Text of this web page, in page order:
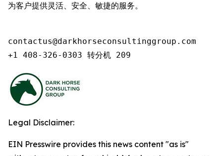
为客户提供灵活、安全、敏捷的服务。
contactus@darkhorseconsultinggroup.com
+1 408-326-0303 转分机 209
Legal Disclaimer:
EIN Presswire provides this news content "as is"